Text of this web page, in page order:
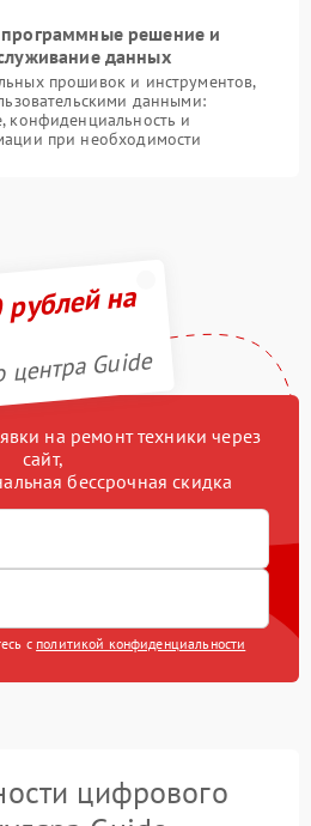
решение и
данных
прошивок и инструментов,
данными:
конфиденциальность и
при необходимости
на
Guide
на ремонт техники через
сайт,
бессрочная скидка
с политикой конфиденциальности
цифрового